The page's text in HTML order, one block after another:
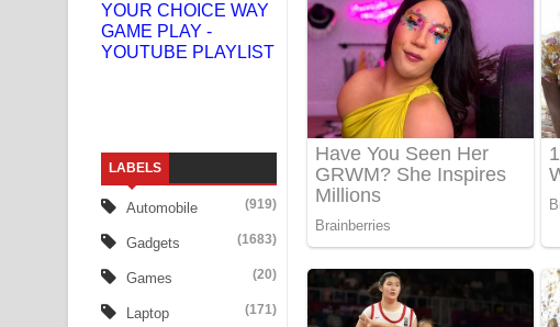
Katakara Song Lyrics - කටකාර ගීතයේ පද පෙළ
Tharu Yaye Dilena Song Lyrics - තරු යායේ දිලෙනා ගීතයේ පද
Ow Man Sosa Song Lyrics - ඔව් මං සෝසා ගීතයේ පද පෙළ
Heavy Weight Song Lyrics
Aye Lanweela Song Lyrics - ආයේ ලංවීලා ගීතයේ පද පෙළ
Ala purannata Song Lyrics - ආල පුරන්නට ගීතයේ පද පෙළ
FEVER DREAM Lyrics - Alex Warren
YOUR CHOICE WAY
GAME PLAY -
YOUTUBE PLAYLIST
LABELS
Automobile (919)
Gadgets (1683)
Games (20)
Laptop (171)